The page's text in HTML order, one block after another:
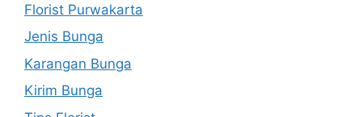
Florist Purwakarta
Jenis Bunga
Karangan Bunga
Kirim Bunga